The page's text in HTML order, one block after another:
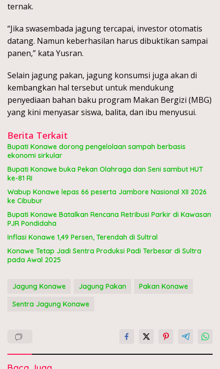
ternak.
“Jika swasembada jagung tercapai, investor otomatis
datang. Namun keberhasilan harus dibuktikan sampai
panen,” kata Yusran.
Selain jagung pakan, jagung konsumsi juga akan di
kembangkan hal tersebut untuk mendukung
penyediaan bahan baku program Makan Bergizi (MBG)
yang kini menyasar siswa, balita, dan ibu menyusui.
Berita Terkait
Bupati Konawe dorong pengelolaan sampah berbasis
ekonomi sirkular
Bupati Konawe buka Pekan Olahraga dan Seni sambut HUT
ke-81 RI
Wabup Konawe lepas 66 peserta Jambore Nasional XII 2026
ke Cibubur
Bupati Konawe Batalkan Rencana Retribusi Parkir di Kawasan
PJR Pondidaha
Inflasi Konawe 1,49 Persen, Terendah di Sultral
Konawe Tetap Jadi Sentra Produksi Padi Terbesar di Sultra
pada Awal 2025
Jagung Konawe Jagung Pakan
Pakan Konawe
Sentra Jagung Konawe